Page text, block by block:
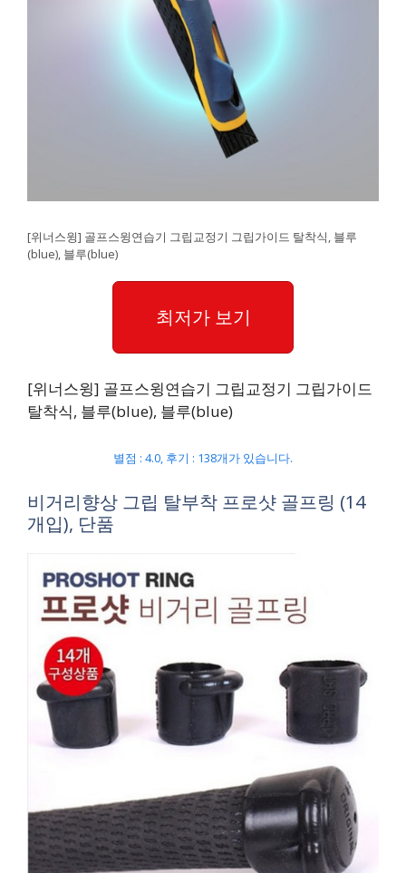
[위너스윙] 골프스윙연습기 그립교정기 그립가이드 탈착식, 블루
(blue), 블루(blue)
최저가 보기
[위너스윙] 골프스윙연습기 그립교정기 그립가이드
탈착식, 블루(blue), 블루(blue)
별점 : 4.0, 후기 : 138개가 있습니다.
비거리향상 그립 탈부착 프로샷 골프링 (14
개입), 단품